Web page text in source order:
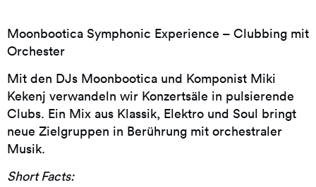
Moonbootica Symphonic Experience – Clubbing mit
Orchester
Mit den DJs Moonbootica und Komponist Miki
Kekenj verwandeln wir Konzertsäle in pulsierende
Clubs. Ein Mix aus Klassik, Elektro und Soul bringt
neue Zielgruppen in Berührung mit orchestraler
Musik.
Short Facts: